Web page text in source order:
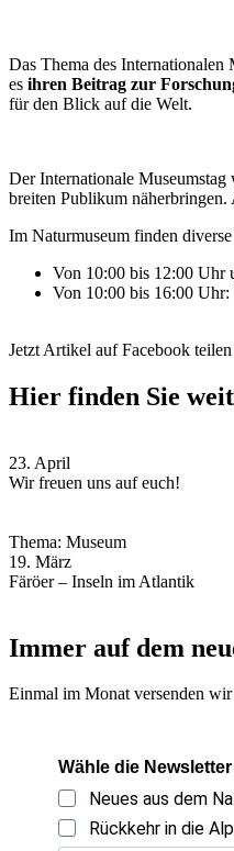
Das Thema des Internationalen
es ihren Beitrag zur
für den Blick auf die Welt.
Der Internationale
breiten Publikum
Im Naturmuseum finden
Von 10:00 bis 12:00 Uhr
Von 10:00 bis 16:00
Jetzt Artikel auf Facebook teilen
Hier finden Sie
23. April
Wir freuen uns auf euch!
Thema: Museum
19. März
Färöer – Inseln im Atlantik
Immer auf dem
Einmal im Monat versenden
Wähle die
Neues aus dem
Rückkehr in die